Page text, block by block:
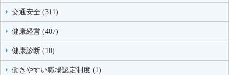
交通安全 (311)
健康経営 (407)
健康診断 (10)
働きやすい職場認定制度 (1)